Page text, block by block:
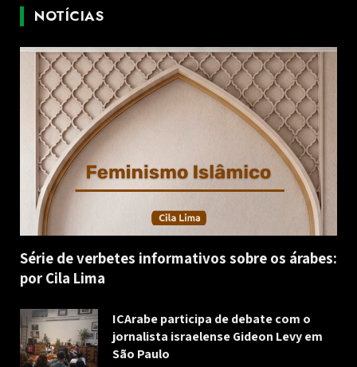
NOTÍCIAS
Série de verbetes informativos sobre os árabes:
por Cila Lima
ICArabe participa de debate com o
jornalista israelense Gideon Levy em
São Paulo